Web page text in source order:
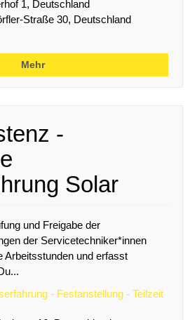
1, Deutschland
Straße 30, Deutschland
Mehr
-
Solar
und Freigabe der
der Servicetechniker*innen
Arbeitsstunden und erfasst
- Festanstellung - Teilzeit